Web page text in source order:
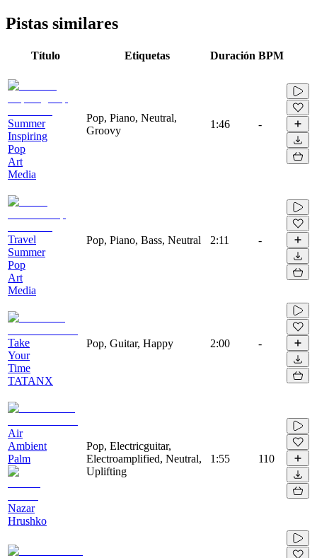
Pistas similares
Título Etiquetas Duración BPM
Summer
Inspiring
Pop
Art
Media
Pop, Piano, Neutral,
Groovy
1:46 -
Travel
Summer
Pop
Art
Media
Pop, Piano, Bass, Neutral 2:11 -
Take
Your
Time
TATANX
Pop, Guitar, Happy 2:00 -
Air
Ambient
Palm
Nazar
Hrushko
Pop, Electricguitar,
Electroamplified, Neutral,
Uplifting
1:55 110